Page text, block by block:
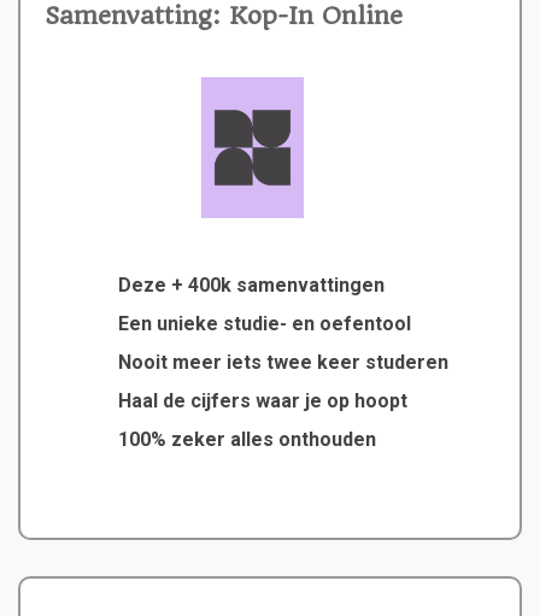
Samenvatting: Kop-In Online
Deze + 400k samenvattingen
Een unieke studie- en oefentool
Nooit meer iets twee keer studeren
Haal de cijfers waar je op hoopt
100% zeker alles onthouden